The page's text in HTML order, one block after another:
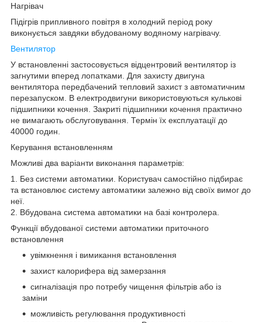
Нагрівач
Підігрів припливного повітря в холодний період року
виконується завдяки вбудованому водяному нагрівачу.
Вентилятор
У встановленні застосовується відцентровий вентилятор із
загнутими вперед лопатками. Для захисту двигуна
вентилятора передбачений тепловий захист з автоматичним
перезапуском. В електродвигуни використовуються кулькові
підшипники кочення. Закриті підшипники кочення практично
не вимагають обслуговування. Термін їх експлуатації до
40000 годин.
Керування встановленням
Можливі два варіанти виконання параметрів:
1. Без системи автоматики. Користувач самостійно підбирає
та встановлює систему автоматики залежно від своїх вимог до
неї.
2. Вбудована система автоматики на базі контролера.
Функції вбудованої системи автоматики приточного
встановлення
увімкнення і вимикання встановлення
захист калорифера від замерзання
сигналізація про потребу чищення фільтрів або із
заміни
можливість регулювання продуктивності